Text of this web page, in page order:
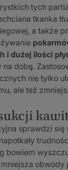
tych
tkanka
a także
i dużej ilości
dobę.
nie tylko
ale też
sprawdzi się
bowiem